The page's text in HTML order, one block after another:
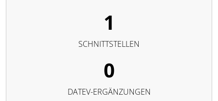
1
SCHNITTSTELLEN
0
DATEV-ERGÄNZUNGEN